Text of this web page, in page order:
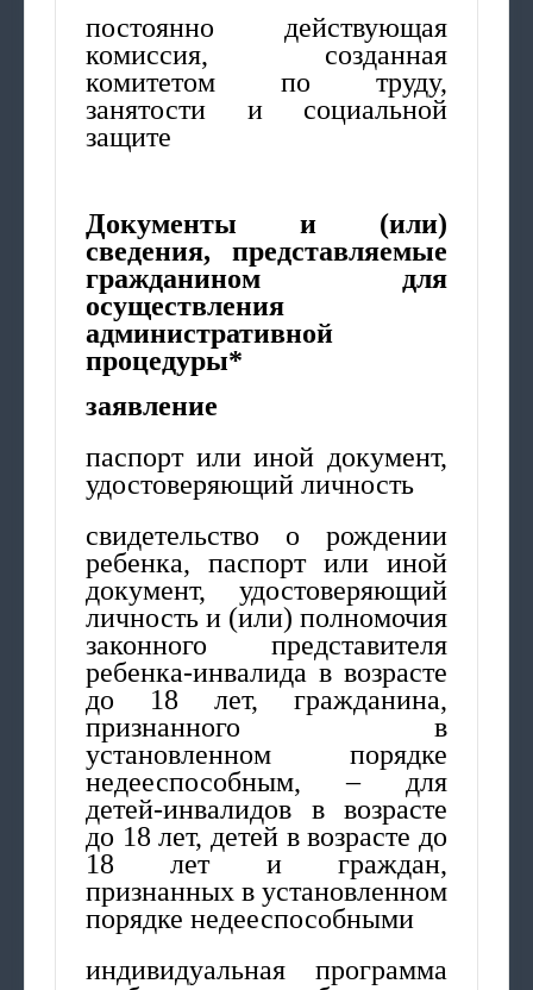
постоянно действующая
комиссия, созданная
комитетом по труду,
занятости и социальной
защите
Документы и (или)
сведения, представляемые
гражданином для
осуществления
административной
процедуры*
заявление
паспорт или иной документ,
удостоверяющий личность
свидетельство о рождении
ребенка, паспорт или иной
документ, удостоверяющий
личность и (или) полномочия
законного представителя
ребенка-инвалида в возрасте
до 18 лет, гражданина,
признанного в
установленном порядке
недееспособным, – для
детей-инвалидов в возрасте
до 18 лет, детей в возрасте до
18 лет и граждан,
признанных в установленном
порядке недееспособными
индивидуальная программа